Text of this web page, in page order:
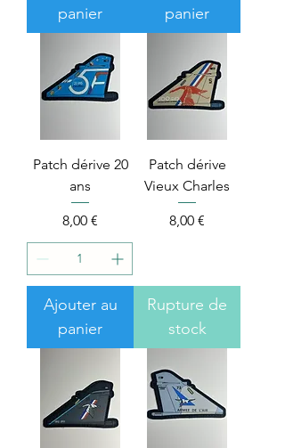
panier
panier
Patch dérive 20
ans
Price
8,00 €
Ajouter au
panier
Patch dérive
Vieux Charles
Price
8,00 €
Rupture de
stock